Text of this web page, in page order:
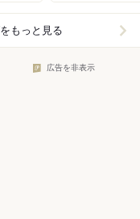
もっと見る
広告を非表示